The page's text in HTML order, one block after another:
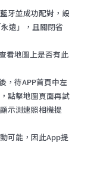
牙並成功配對，設
遠」，且關閉省
看地圖上是否有此
，待APP首頁中左
點擊地圖頁面再試
示測速照相機提
可能，因此App提